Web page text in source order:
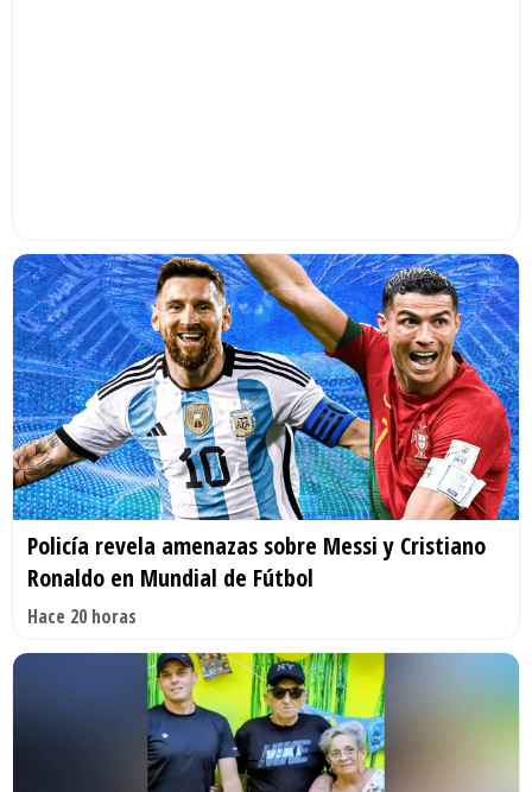
Policía revela amenazas sobre Messi y Cristiano
Ronaldo en Mundial de Fútbol
Hace 20 horas